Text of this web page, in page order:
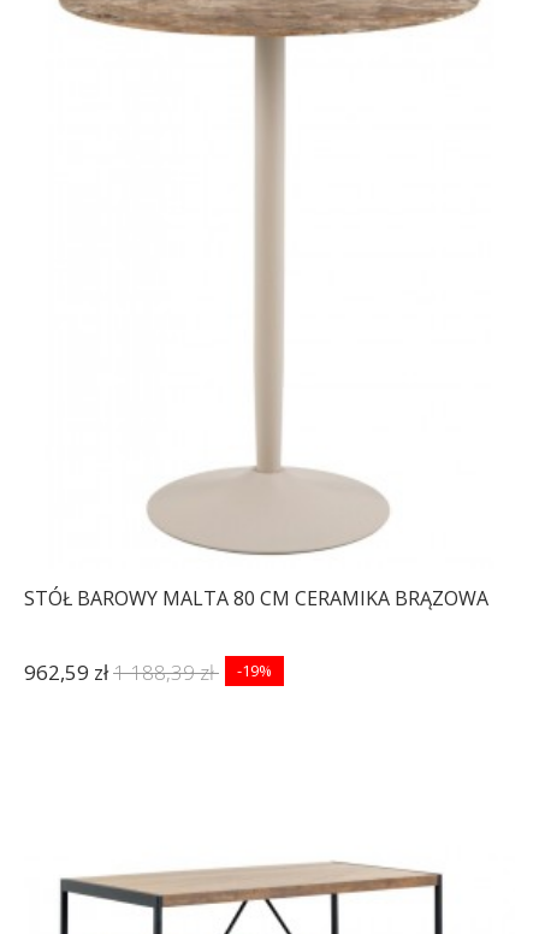
STÓŁ BAROWY MALTA 80 CM CERAMIKA BRĄZOWA
962,59 zł1 188,39 zł -19%